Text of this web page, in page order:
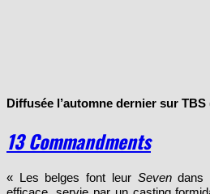
Diffusée l’automne dernier sur
13 Commandments
« Les belges font leur Sevendans